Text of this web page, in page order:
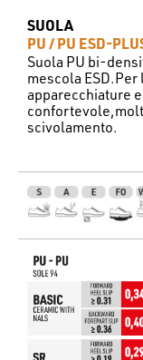
SUOLA
PU / PU ESD-
Suola PU bi-
mescola
apparecchiature
scivolamento.